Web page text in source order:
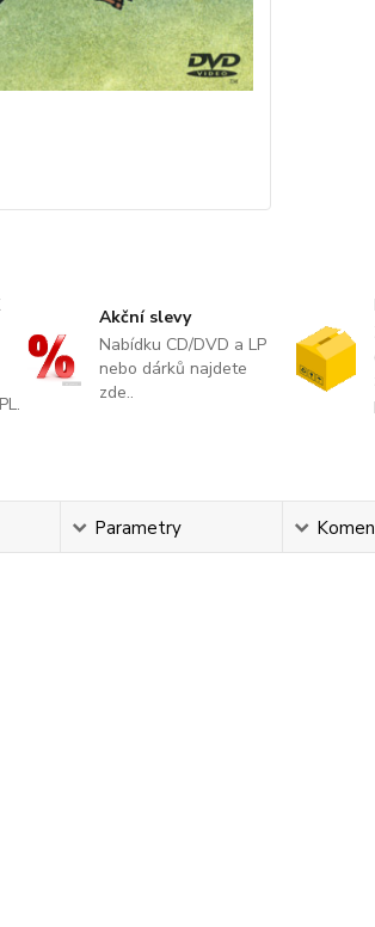
Akční slevy
Nabídku CD/DVD a LP
nebo dárků najdete
zde..
Parametry